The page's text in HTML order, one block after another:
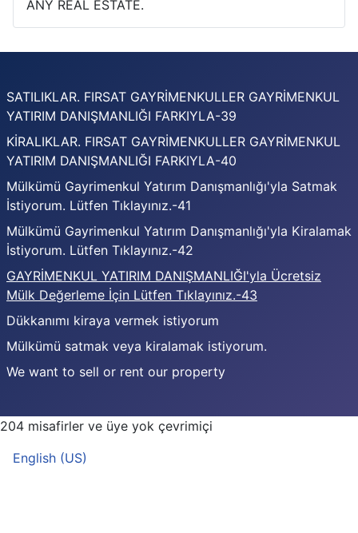
ANY REAL ESTATE.
SATILIKLAR. FIRSAT GAYRİMENKULLER GAYRİMENKUL
YATIRIM DANIŞMANLIĞI FARKIYLA-39
KİRALIKLAR. FIRSAT GAYRİMENKULLER GAYRİMENKUL
YATIRIM DANIŞMANLIĞI FARKIYLA-40
Mülkümü Gayrimenkul Yatırım Danışmanlığı'yla Satmak
İstiyorum. Lütfen Tıklayınız.-41
Mülkümü Gayrimenkul Yatırım Danışmanlığı'yla Kiralamak
İstiyorum. Lütfen Tıklayınız.-42
GAYRİMENKUL YATIRIM DANIŞMANLIĞI'yla Ücretsiz
Mülk Değerleme İçin Lütfen Tıklayınız.-43
Dükkanımı kiraya vermek istiyorum
Mülkümü satmak veya kiralamak istiyorum.
We want to sell or rent our property
204 misafirler ve üye yok çevrimiçi
Dilinizi seçin
English (US)